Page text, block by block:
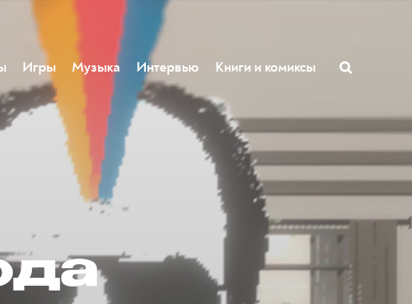
Игры Музыка Интервью Книги и комиксы